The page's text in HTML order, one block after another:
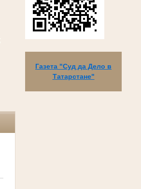
Газета "Суд да Дело в
Татарстане"